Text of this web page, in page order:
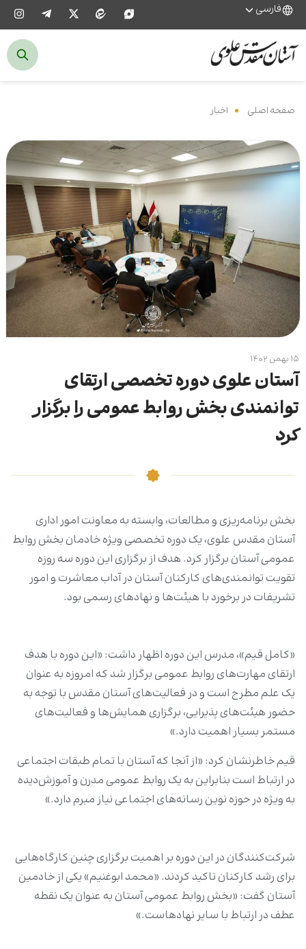
فارسی
صفحه اصلی اخبار
۱۵ بهمن ۱۴۰۲
آستان علوی دوره تخصصی ارتقای
توانمندی بخش روابط عمومی را برگزار
کرد
بخش برنامه‌ریزی و مطالعات، وابسته به معاونت امور اداری
آستان مقدس علوی، یک دوره تخصصی ویژه خادمان بخش روابط
عمومی آستان برگزار کرد. هدف از برگزاری این دوره سه روزه
تقویت توانمندی‌های کارکنان آستان در آداب معاشرت و امور
تشریفات در برخورد با هیئت‌ها و نهادهای رسمی بود.
«کامل قیم»، مدرس این دوره اظهار داشت: «این دوره با هدف
ارتقای مهارت‌های روابط عمومی برگزار شد که امروزه به عنوان
یک علم مطرح است و در فعالیت‌های آستان مقدس با توجه به
حضور هیئت‌های پذیرایی، برگزاری همایش‌ها و فعالیت‌های
مستمر بسیار اهمیت دارد.»
قیم خاطرنشان کرد: «از آنجا که آستان با تمام طبقات اجتماعی
در ارتباط است بنابراین به یک روابط عمومی مدرن و آموزش‌دیده
به ویژه در حوزه نوین رسانه‌های اجتماعی نیاز مبرم دارد.»
شرکت‌کنندگان در این دوره بر اهمیت برگزاری چنین کارگاه‌هایی
برای رشد کارکنان تاکید کردند. «محمد ابوغنیم» یکی از خادمین
آستان گفت: «بخش روابط عمومی آستان به عنوان یک نقطه
عطف در ارتباط با سایر نهادهاست.»